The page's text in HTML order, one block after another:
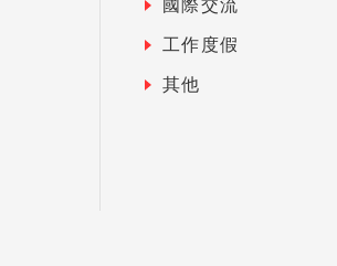
國際交流
工作度假
其他